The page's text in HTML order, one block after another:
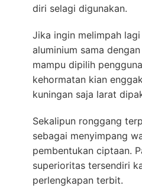
diri selagi digunakan.
Jika ingin melimpah
aluminium sama
mampu dipilih
kehormatan kian
kuningan saja larat
Sekalipun ronggang
sebagai menyimpang
pembentukan ciptaan.
superioritas tersendiri
perlengkapan terbit.